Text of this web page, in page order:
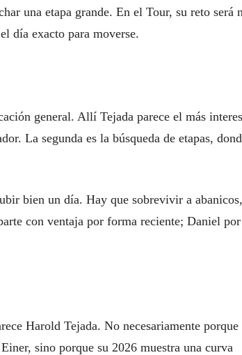
una etapa grande. En el Tour, su reto será
día exacto para moverse.
general. Allí Tejada parece el más
La segunda es la búsqueda de etapas,
bien un día. Hay que sobrevivir a abanicos,
con ventaja por forma reciente; Daniel por
Harold Tejada. No necesariamente porque
sino porque su 2026 muestra una curva